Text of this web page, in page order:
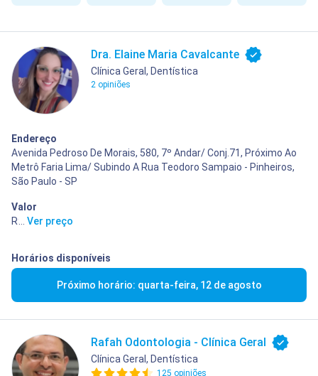
Dra. Elaine Maria Cavalcante
Clínica Geral, Dentística
2 opiniões
Endereço
Avenida Pedroso De Morais, 580, 7º Andar/ Conj.71, Próximo Ao
Metrô Faria Lima/ Subindo A Rua Teodoro Sampaio - Pinheiros,
São Paulo - SP
Valor
R$ 80,00
Ver preço
Horários disponíveis
Próximo horário: quarta-feira, 12 de agosto
Rafah Odontologia - Clínica Geral
Clínica Geral, Dentística
125 opiniões